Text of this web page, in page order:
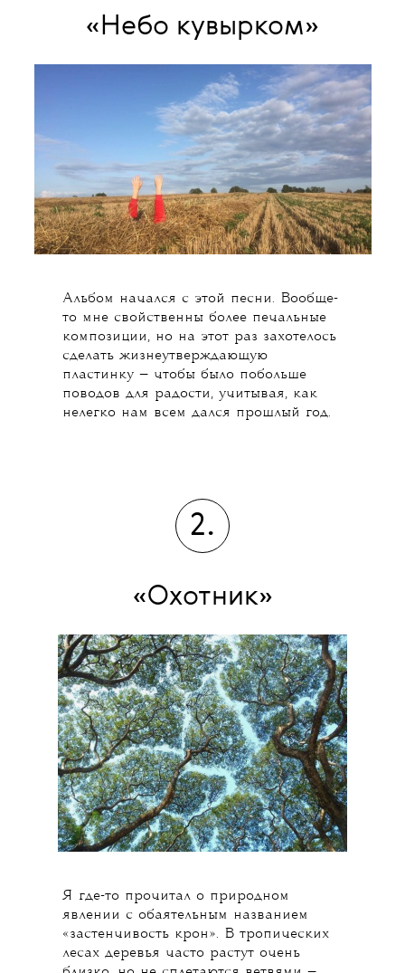
«Небо кувырком»
Альбом начался с этой песни. Вообще-
то мне свойственны более печальные
композиции, но на этот раз захотелось
сделать жизнеутверждающую
пластинку — чтобы было побольше
поводов для радости, учитывая, как
нелегко нам всем дался прошлый год.
2.
«Охотник»
Я где-то прочитал о природном
явлении с обаятельным названием
«застенчивость крон». В тропических
лесах деревья часто растут очень